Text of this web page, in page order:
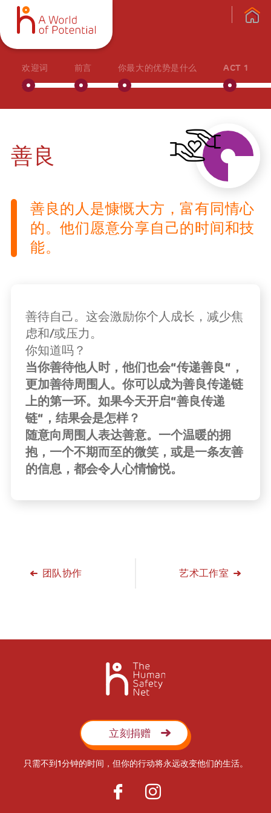
欢迎词 前言 你最大的优势是什么 ACT 1
善良
善良的人是慷慨大方，富有同情心
的。他们愿意分享自己的时间和技
能。
善待自己。这会激励你个人成长，减少焦
虑和/或压力。
你知道吗？
当你善待他人时，他们也会“传递善良“，
更加善待周围人。你可以成为善良传递链
上的第一环。如果今天开启“善良传递
链“，结果会是怎样？
随意向周围人表达善意。一个温暖的拥
抱，一个不期而至的微笑，或是一条友善
的信息，都会令人心情愉悦。
团队协作 艺术工作室
立刻捐赠
只需不到1分钟的时间，但你的行动将永远改变他们的生活。